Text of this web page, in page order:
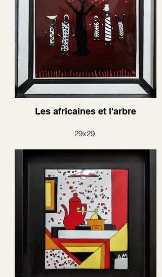
Tableaux émail sur cuivre
Les africaines et l'arbre
29x29